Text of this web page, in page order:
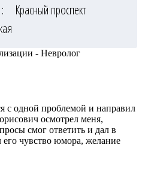
Красный проспект
- Невролог
с одной проблемой и направил
осмотрел меня,
смог ответить и дал в
чувство юмора, желание